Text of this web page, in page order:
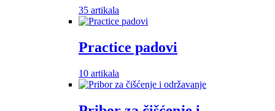
35 artikala
Practice padovi
10 artikala